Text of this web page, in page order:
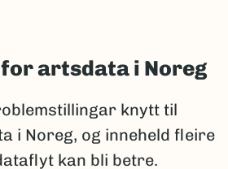
artsdata i Noreg
knytt til
i Noreg, og inneheld fleire
kan bli betre.